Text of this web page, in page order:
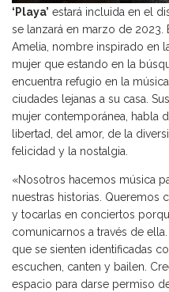
‘Playa’ estará incluida en el
se lanzará en marzo de 2023.
Amelia, nombre inspirado en
mujer que estando en la
encuentra refugio en la
ciudades lejanas a su casa.
mujer contemporánea, habla
libertad, del amor, de la
felicidad y la nostalgia.
«Nosotros hacemos música
nuestras historias. Queremos
y tocarlas en conciertos
comunicarnos a través de
que se sienten identificadas
escuchen, canten y bailen.
espacio para darse permiso